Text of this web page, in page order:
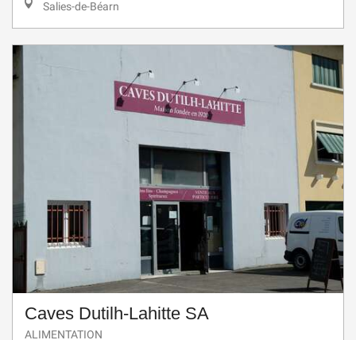
Salies-de-Béarn
Caves Dutilh-Lahitte SA
ALIMENTATION